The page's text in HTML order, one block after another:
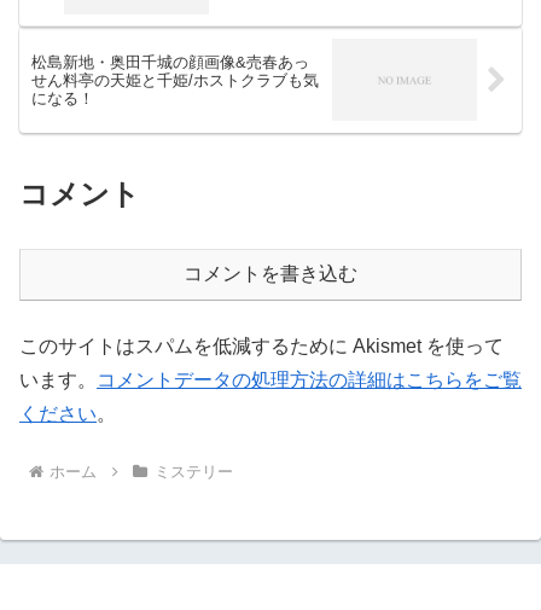
松島新地・奥田千城の顔画像&売春あっ
せん料亭の天姫と千姫/ホストクラブも気
になる！
コメント
コメントを書き込む
このサイトはスパムを低減するために Akismet を使って
います。
コメントデータの処理方法の詳細はこちらをご覧
ください。
ホーム ミステリー